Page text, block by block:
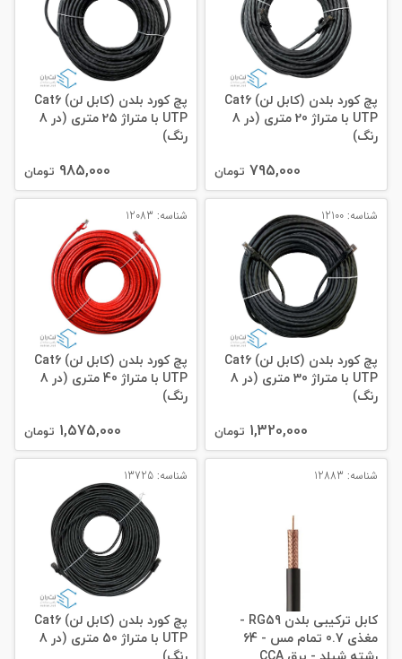
پچ کورد بلدن (کابل لن) Cat6
UTP با متراژ 20 متری (در 8
رنگ)
795,000 تومان
پچ کورد بلدن (کابل لن) Cat6
UTP با متراژ 25 متری (در 8
رنگ)
985,000 تومان
شناسه: 12100
پچ کورد بلدن (کابل لن) Cat6
UTP با متراژ 30 متری (در 8
رنگ)
1,320,000 تومان
شناسه: 12083
پچ کورد بلدن (کابل لن) Cat6
UTP با متراژ 40 متری (در 8
رنگ)
1,575,000 تومان
شناسه: 12883
کابل ترکیبی بلدن RG59 -
مغذی 0.7 تمام مس - 64
شناسه: 13725
پچ کورد بلدن (کابل لن) Cat6
UTP با متراژ 50 متری (در 8